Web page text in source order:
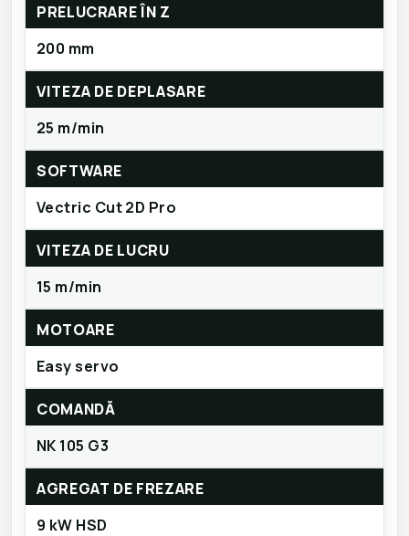
PRELUCRARE ÎN Z
200 mm
VITEZA DE DEPLASARE
25 m/min
SOFTWARE
Vectric Cut 2D Pro
VITEZA DE LUCRU
15 m/min
MOTOARE
Easy servo
COMANDĂ
NK 105 G3
AGREGAT DE FREZARE
9 kW HSD